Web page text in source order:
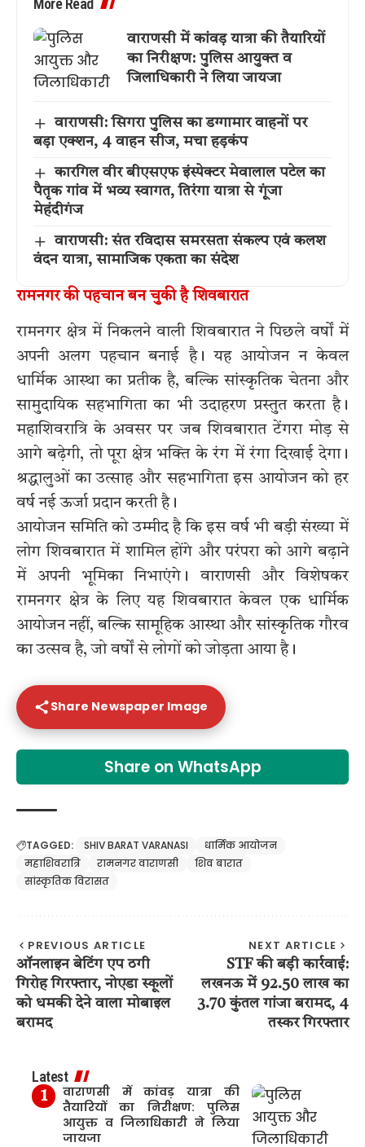
More Read
वाराणसी में कांवड़ यात्रा की तैयारियों
का निरीक्षण: पुलिस आयुक्त व
जिलाधिकारी ने लिया जायजा
वाराणसी: सिगरा पुलिस का डग्गामार वाहनों पर
बड़ा एक्शन, 4 वाहन सीज, मचा हड़कंप
कारगिल वीर बीएसएफ इंस्पेक्टर मेवालाल पटेल का
पैतृक गांव में भव्य स्वागत, तिरंगा यात्रा से गूंजा
मेहंदीगंज
वाराणसी: संत रविदास समरसता संकल्प एवं कलश
वंदन यात्रा, सामाजिक एकता का संदेश
रामनगर की पहचान बन चुकी है शिवबारात
रामनगर क्षेत्र में निकलने वाली शिवबारात ने पिछले वर्षों में
अपनी अलग पहचान बनाई है। यह आयोजन न केवल
धार्मिक आस्था का प्रतीक है, बल्कि सांस्कृतिक चेतना और
सामुदायिक सहभागिता का भी उदाहरण प्रस्तुत करता है।
महाशिवरात्रि के अवसर पर जब शिवबारात टेंगरा मोड़ से
आगे बढ़ेगी, तो पूरा क्षेत्र भक्ति के रंग में रंगा दिखाई देगा।
श्रद्धालुओं का उत्साह और सहभागिता इस आयोजन को हर
वर्ष नई ऊर्जा प्रदान करती है।
आयोजन समिति को उम्मीद है कि इस वर्ष भी बड़ी संख्या में
लोग शिवबारात में शामिल होंगे और परंपरा को आगे बढ़ाने
में अपनी भूमिका निभाएंगे। वाराणसी और विशेषकर
रामनगर क्षेत्र के लिए यह शिवबारात केवल एक धार्मिक
आयोजन नहीं, बल्कि सामूहिक आस्था और सांस्कृतिक गौरव
का उत्सव है, जो वर्षों से लोगों को जोड़ता आया है।
Share Newspaper Image
Share on WhatsApp
TAGGED: SHIV BARAT VARANASI
धार्मिक आयोजन
महाशिवरात्रि
रामनगर वाराणसी
शिव बारात
सांस्कृतिक विरासत
PREVIOUS ARTICLE
ऑनलाइन बेटिंग एप ठगी
गिरोह गिरफ्तार, नोएडा स्कूलों
को धमकी देने वाला मोबाइल
बरामद
NEXT ARTICLE
STF की बड़ी कार्रवाई:
लखनऊ में 92.50 लाख का
3.70 कुंतल गांजा बरामद, 4
तस्कर गिरफ्तार
Latest
वाराणसी में कांवड़ यात्रा की
तैयारियों का निरीक्षण: पुलिस
आयुक्त व जिलाधिकारी ने लिया
जायजा